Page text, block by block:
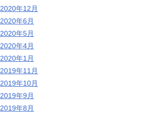
2020年12月
2020年6月
2020年5月
2020年4月
2020年1月
2019年11月
2019年10月
2019年9月
2019年8月